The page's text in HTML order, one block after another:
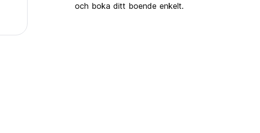
och boka ditt boende enkelt.